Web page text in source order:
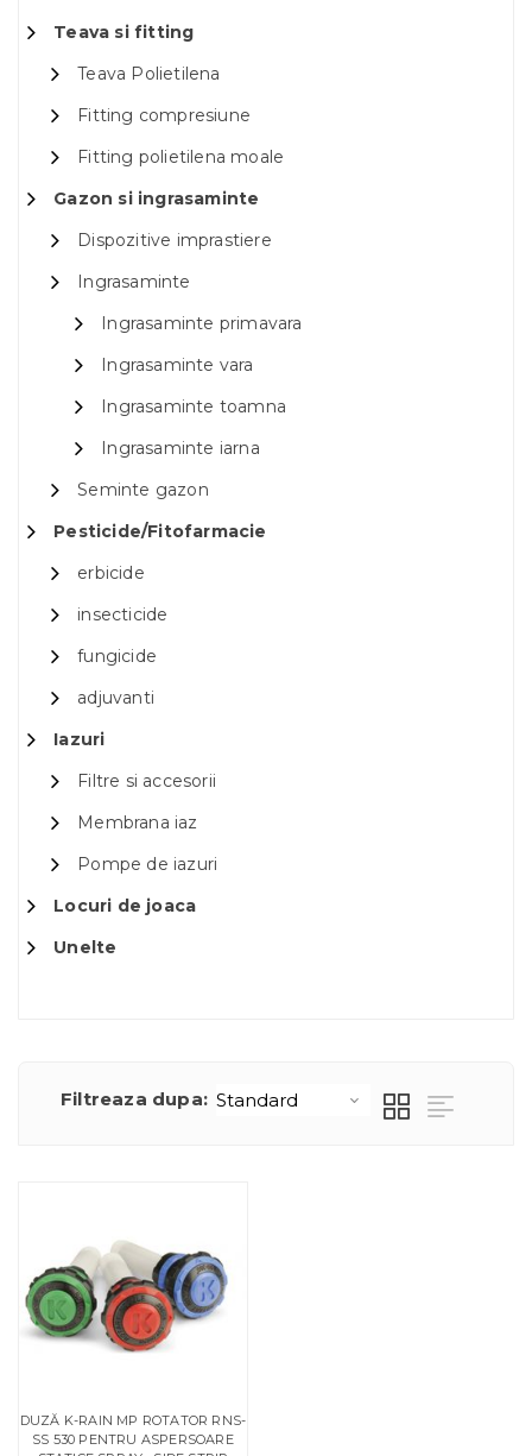
Teava si fitting
Teava Polietilena
Fitting compresiune
Fitting polietilena moale
Gazon si ingrasaminte
Dispozitive imprastiere
Ingrasaminte
Ingrasaminte primavara
Ingrasaminte vara
Ingrasaminte toamna
Ingrasaminte iarna
Seminte gazon
Pesticide/Fitofarmacie
erbicide
insecticide
fungicide
adjuvanti
Iazuri
Filtre si accesorii
Membrana iaz
Pompe de iazuri
Locuri de joaca
Unelte
Filtreaza dupa:
DUZĂ K-RAIN MP ROTATOR RNS-
SS 530 PENTRU ASPERSOARE